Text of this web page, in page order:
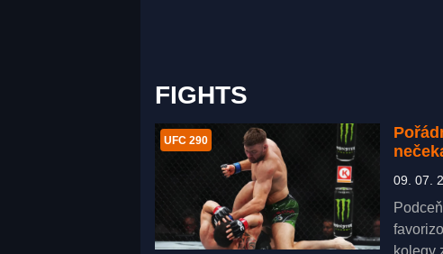
FIGHTS
UFC 290
09. 07.
kolegy